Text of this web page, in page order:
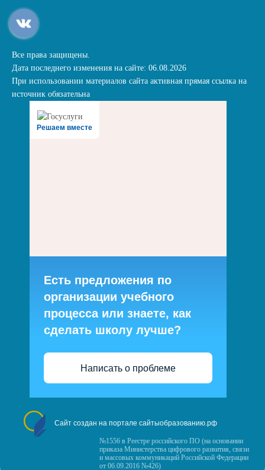
Все права защищены.
Дата последнего изменения на сайте: 06.08.2026
При использовании материалов сайта активная прямая ссылка на
источник обязательна
Решаем вместе
Есть предложения по
организации учебного
процесса или знаете, как
сделать школу лучше?
Написать о проблеме
Сайт создан на портале сайтыобразованию.рф
№1556 в Реестре российского ПО (на основании
приказа Министерства цифрового развития, связи
и массовых коммуникаций Российской Федерации
от 06.09.2016 №426)